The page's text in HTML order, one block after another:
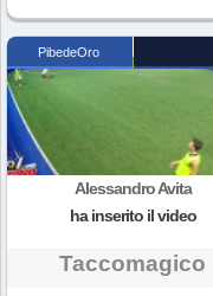
PibedeOro
Alessandro Avita
ha inserito il video
Taccomagico